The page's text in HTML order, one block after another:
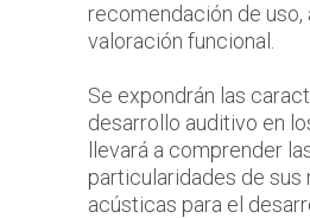
recomendación de uso,
valoración funcional.
Se expondrán las
desarrollo auditivo en
llevará a comprender
particularidades de sus
acústicas para el